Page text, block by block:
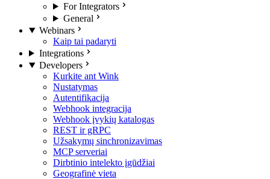
For Integrators
General
Webinars
Kaip tai padaryti
Integrations
Developers
Kurkite ant Wink
Nustatymas
Autentifikacija
Webhook integracija
Webhook įvykių katalogas
REST ir gRPC
Užsakymų sinchronizavimas
MCP serveriai
Dirbtinio intelekto įgūdžiai
Geografinė vieta